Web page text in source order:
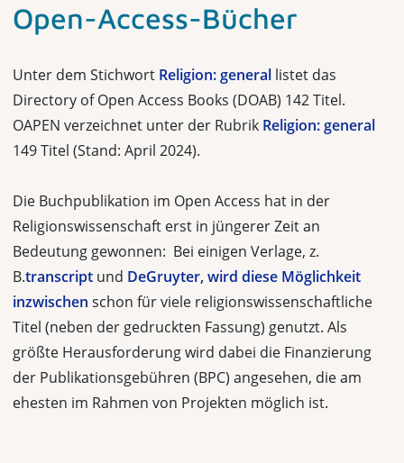
Open-Access-Bücher
Unter dem Stichwort Religion: general listet das
Directory of Open Access Books (DOAB) 142 Titel.
OAPEN verzeichnet unter der Rubrik Religion: general
149 Titel (Stand: April 2024).
Die Buchpublikation im Open Access hat in der
Religionswissenschaft erst in jüngerer Zeit an
Bedeutung gewonnen: Bei einigen Verlage, z.
B.transcript und DeGruyter, wird diese Möglichkeit
inzwischen schon für viele religionswissenschaftliche
Titel (neben der gedruckten Fassung) genutzt. Als
größte Herausforderung wird dabei die Finanzierung
der Publikationsgebühren (BPC) angesehen, die am
ehesten im Rahmen von Projekten möglich ist.